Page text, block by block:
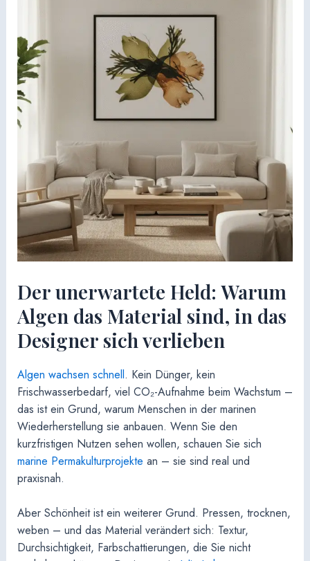
Der unerwartete Held: Warum
Algen das Material sind, in das
Designer sich verlieben
Algen wachsen schnell. Kein Dünger, kein
Frischwasserbedarf, viel CO₂-Aufnahme beim Wachstum –
das ist ein Grund, warum Menschen in der marinen
Wiederherstellung sie anbauen. Wenn Sie den
kurzfristigen Nutzen sehen wollen, schauen Sie sich
marine Permakulturprojekte an – sie sind real und
praxisnah.
Aber Schönheit ist ein weiterer Grund. Pressen, trocknen,
weben – und das Material verändert sich: Textur,
Durchsichtigkeit, Farbschattierungen, die Sie nicht